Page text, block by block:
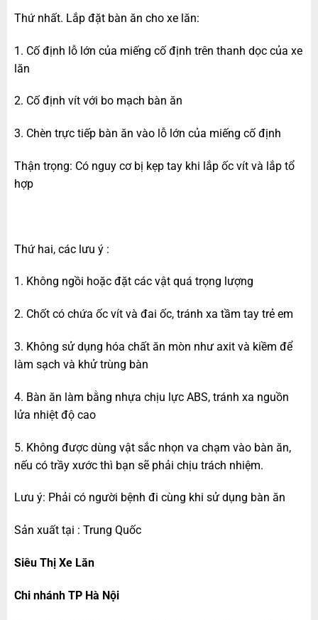
Thứ nhất. Lắp đặt bàn ăn cho xe lăn:
1. Cố định lỗ lớn của miếng cố định trên thanh dọc của xe
lăn
2. Cố định vít với bo mạch bàn ăn
3. Chèn trực tiếp bàn ăn vào lỗ lớn của miếng cố định
Thận trọng: Có nguy cơ bị kẹp tay khi lắp ốc vít và lắp tổ
hợp
Thứ hai, các lưu ý :
1. Không ngồi hoặc đặt các vật quá trọng lượng
2. Chốt có chứa ốc vít và đai ốc, tránh xa tầm tay trẻ em
3. Không sử dụng hóa chất ăn mòn như axit và kiềm để
làm sạch và khử trùng bàn
4. Bàn ăn làm bằng nhựa chịu lực ABS, tránh xa nguồn
lửa nhiệt độ cao
5. Không được dùng vật sắc nhọn va chạm vào bàn ăn,
nếu có trầy xước thì bạn sẽ phải chịu trách nhiệm.
Lưu ý: Phải có người bệnh đi cùng khi sử dụng bàn ăn
Sản xuất tại : Trung Quốc
Siêu Thị Xe Lăn
Chi nhánh TP Hà Nội